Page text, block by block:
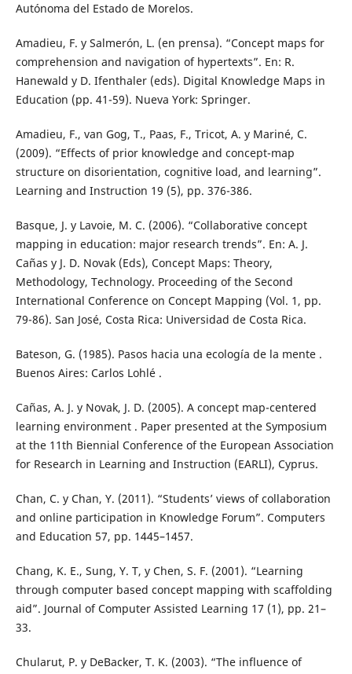
Autónoma del Estado de Morelos.
Amadieu, F. y Salmerón, L. (en prensa). “Concept maps for
comprehension and navigation of hypertexts”. En: R.
Hanewald y D. Ifenthaler (eds). Digital Knowledge Maps in
Education (pp. 41-59). Nueva York: Springer.
Amadieu, F., van Gog, T., Paas, F., Tricot, A. y Mariné, C.
(2009). “Effects of prior knowledge and concept-map
structure on disorientation, cognitive load, and learning”.
Learning and Instruction 19 (5), pp. 376-386.
Basque, J. y Lavoie, M. C. (2006). “Collaborative concept
mapping in education: major research trends”. En: A. J.
Cañas y J. D. Novak (Eds), Concept Maps: Theory,
Methodology, Technology. Proceeding of the Second
International Conference on Concept Mapping (Vol. 1, pp.
79-86). San José, Costa Rica: Universidad de Costa Rica.
Bateson, G. (1985). Pasos hacia una ecología de la mente .
Buenos Aires: Carlos Lohlé .
Cañas, A. J. y Novak, J. D. (2005). A concept map-centered
learning environment . Paper presented at the Symposium
at the 11th Biennial Conference of the European Association
for Research in Learning and Instruction (EARLI), Cyprus.
Chan, C. y Chan, Y. (2011). “Students’ views of collaboration
and online participation in Knowledge Forum”. Computers
and Education 57, pp. 1445–1457.
Chang, K. E., Sung, Y. T, y Chen, S. F. (2001). “Learning
through computer based concept mapping with scaffolding
aid”. Journal of Computer Assisted Learning 17 (1), pp. 21–
33.
Chularut, P. y DeBacker, T. K. (2003). “The influence of